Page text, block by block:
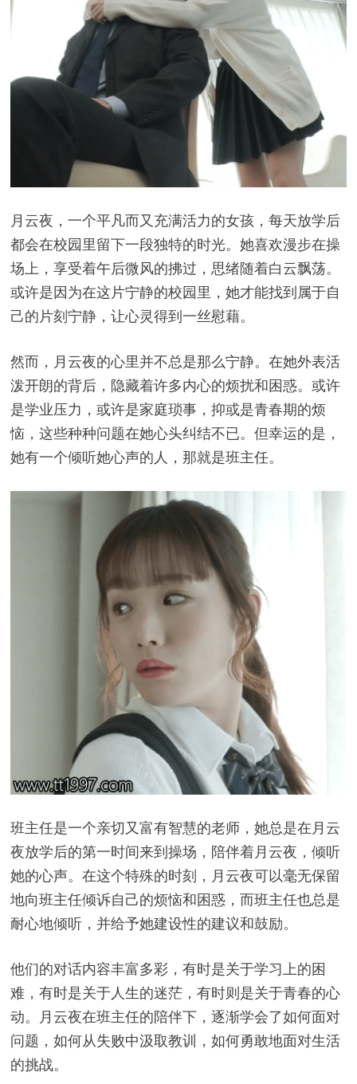
月云夜，一个平凡而又充满活力的女孩，每天放学后
都会在校园里留下一段独特的时光。她喜欢漫步在操
场上，享受着午后微风的拂过，思绪随着白云飘荡。
或许是因为在这片宁静的校园里，她才能找到属于自
己的片刻宁静，让心灵得到一丝慰藉。
然而，月云夜的心里并不总是那么宁静。在她外表活
泼开朗的背后，隐藏着许多内心的烦扰和困惑。或许
是学业压力，或许是家庭琐事，抑或是青春期的烦
恼，这些种种问题在她心头纠结不已。但幸运的是，
她有一个倾听她心声的人，那就是班主任。
班主任是一个亲切又富有智慧的老师，她总是在月云
夜放学后的第一时间来到操场，陪伴着月云夜，倾听
她的心声。在这个特殊的时刻，月云夜可以毫无保留
地向班主任倾诉自己的烦恼和困惑，而班主任也总是
耐心地倾听，并给予她建设性的建议和鼓励。
他们的对话内容丰富多彩，有时是关于学习上的困
难，有时是关于人生的迷茫，有时则是关于青春的心
动。月云夜在班主任的陪伴下，逐渐学会了如何面对
问题，如何从失败中汲取教训，如何勇敢地面对生活
的挑战。